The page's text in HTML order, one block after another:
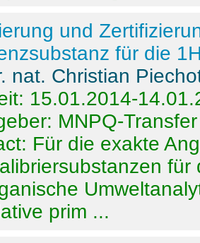
und
für die
nat. Christian
15.01.2014-
MNPQ-Transfer
Für die exakte
prim ...